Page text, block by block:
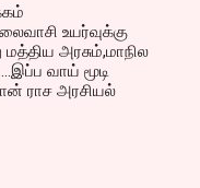
உயர்வுக்கு
அரசும்,மாநில
வாய் மூடி
ராச அரசியல்